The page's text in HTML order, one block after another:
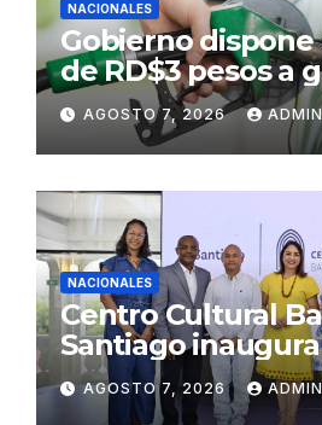
NACIONALES
Gobierno
de RD$3 pesos a
premium y
AGOSTO 7, 2026 ADMIN
NACIONALES
Centro Cultural
Santiago
Congreso de
Santiago
AGOSTO 7, 2026 ADMIN